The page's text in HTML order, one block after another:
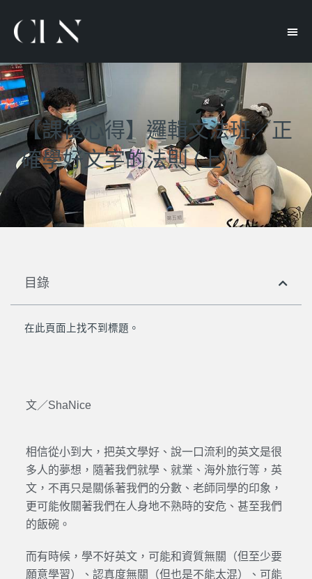
【課後心得】邏輯文法班／正
確學好文字的法則 (上)
目錄
在此頁面上找不到標題。
文／ShaNice
相信從小到大，把英文學好、說一口流利的英文是很
多人的夢想，隨著我們就學、就業、海外旅行等，英
文，不再只是關係著我們的分數、老師同學的印象，
更可能攸關著我們在人身地不熟時的安危、甚至我們
的飯碗。
而有時候，學不好英文，可能和資質無關（但至少要
願意學習）、認真度無關（但也是不能太混）、可能